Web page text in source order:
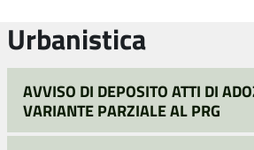
Urbanistica
AVVISO DI DEPOSITO ATTI DI
VARIANTE PARZIALE AL PRG